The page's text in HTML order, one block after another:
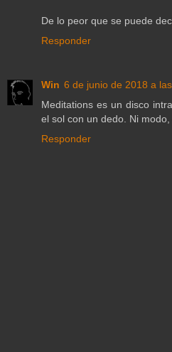
De lo peor que se puede
Responder
Win 6 de junio de 2018 a
Meditations es un disco
el sol con un dedo. Ni modo,
Responder